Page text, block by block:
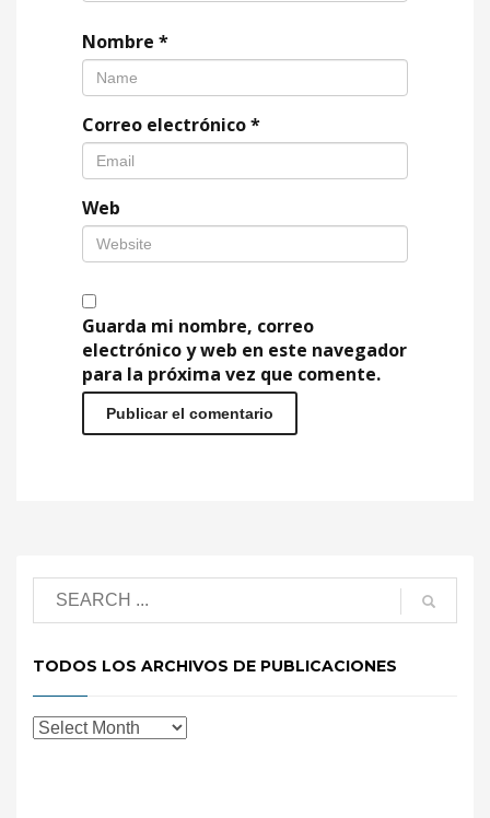
Nombre *
Correo electrónico*
Web
Guarda mi nombre, correo
electrónico y web en este navegador
para la próxima vez que comente.
TODOS LOS ARCHIVOS DE PUBLICACIONES